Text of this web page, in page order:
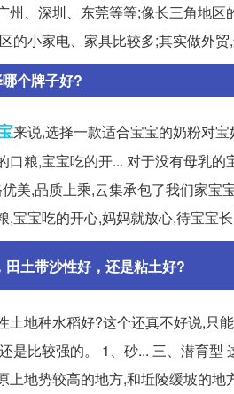
州、深圳、东莞等等;像长三角地
的小家电、家具比较多;其实做外
个牌子好?
来说,选择一款适合宝宝的奶粉对
口粮,宝宝吃的开... 对于没有母乳
美,品质上乘,云集承包了我们家宝
,宝宝吃的开心,妈妈就放心,待宝宝
田土带沙性好，还是粘土好?
土地种水稻好?这个还真不好说,只
是比较强的。 1、砂... 三、潜育
上地势较高的地方,和坵陵缓坡的